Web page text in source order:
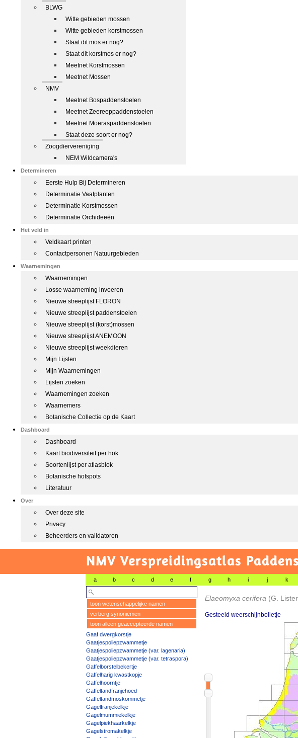
BLWG
Witte gebieden mossen
Witte gebieden korstmossen
Staat dit mos er nog?
Staat dit korstmos er nog?
Meetnet Korstmossen
Meetnet Mossen
NMV
Meetnet Bospaddenstoelen
Meetnet Zeereeppaddenstoelen
Meetnet Moeraspaddenstoelen
Staat deze soort er nog?
Zoogdiervereniging
NEM Wildcamera's
Determineren
Eerste Hulp Bij Determineren
Determinatie Vaatplanten
Determinatie Korstmossen
Determinatie Orchideeën
Het veld in
Veldkaart printen
Contactpersonen Natuurgebieden
Waarnemingen
Waarnemingen
Losse waarneming invoeren
Nieuwe streeplijst FLORON
Nieuwe streeplijst paddenstoelen
Nieuwe streeplijst (korst)mossen
Nieuwe streeplijst ANEMOON
Nieuwe streeplijst weekdieren
Mijn Lijsten
Mijn Waarnemingen
Lijsten zoeken
Waarnemingen zoeken
Waarnemers
Botanische Collectie op de Kaart
Dashboard
Dashboard
Kaart biodiversiteit per hok
Soortenlijst per atlasblok
Botanische hotspots
Literatuur
Over
Over deze site
Privacy
Beheerders en validatoren
NMV Verspreidingsatlas
a b c d e f g h i j k
toon wetenschappelijke namen
verberg synoniemen
toon alleen geaccepteerde namen
Gaaf dwergkorstje
Gaatjespoliepzwammetje
Gaatjespoliepzwammetje (var. lagenaria)
Gaatjespoliepzwammetje (var. tetraspora)
Gaffelborstelbekertje
Gaffelharig kwastkopje
Gaffelhoorntje
Gaffeltandfranjehoed
Gaffeltandmoskommetje
Gagelfranjekelkje
Gagelmummiekelkje
Gagelpiekhaarkelkje
Gagelstromakelkje
Elaeomyxa cerifera (G.
Gesteeld weerschijnbolletje